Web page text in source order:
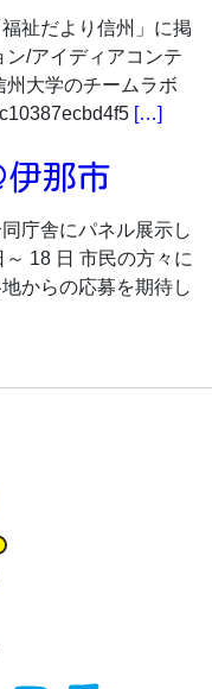
祉だより信州」に掲
/アイディアコンテ
大学のチームラボ
[…]
伊那市
庁舎にパネル展示し
18 日 市民の方々に
からの応募を期待し